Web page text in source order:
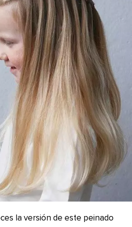
la versión de este peinado